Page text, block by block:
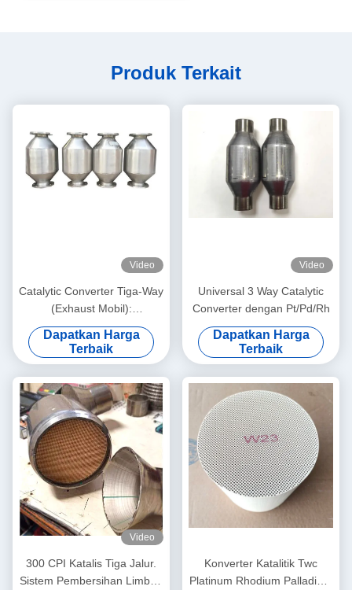
Produk Terkait
Video
Catalytic Converter Tiga-Way
(Exhaust Mobil):
100,200,300,400600 jumlah
sel. Euro 3.
Dapatkan Harga
Terbaik
Video
Universal 3 Way Catalytic
Converter dengan Pt/Pd/Rh
Dapatkan Harga
Terbaik
Video
300 CPI Katalis Tiga Jalur.
Sistem Pembersihan Limbah
Konverter Katalitik Twc
Platinum Rhodium Palladium